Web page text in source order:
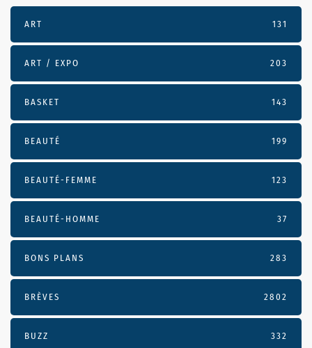
ART 131
ART / EXPO 203
BASKET 143
BEAUTÉ 199
BEAUTÉ-FEMME 123
BEAUTÉ-HOMME 37
BONS PLANS 283
BRÈVES 2802
BUZZ 332